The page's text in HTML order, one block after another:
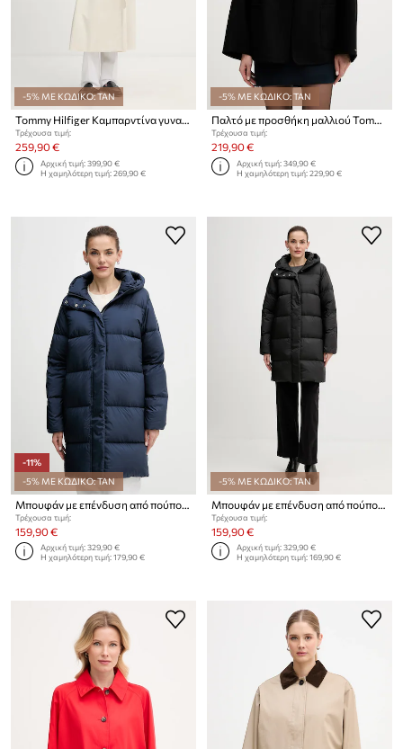
-5% ΜΕ ΚΩΔΙΚΟ: TAN
Tommy Hilfiger Καμπαρντίνα γυναικεία βαμβακερή
Τρέχουσα τιμή:
259,90 €
Αρχική τιμή:399,90 €
Η χαμηλότερη τιμή:269,90 €
-5% ΜΕ ΚΩΔΙΚΟ: TAN
Παλτό με προσθήκη μαλλιού Tommy Hilfiger
Τρέχουσα τιμή:
219,90 €
Αρχική τιμή:349,90 €
Η χαμηλότερη τιμή:229,90 €
-11%
-5% ΜΕ ΚΩΔΙΚΟ: TAN
Τρέχουσα τιμή:
159,90 €
Αρχική τιμή:329,90 €
Η χαμηλότερη τιμή:179,90 €
-5% ΜΕ ΚΩΔΙΚΟ: TAN
Τρέχουσα τιμή:
159,90 €
Αρχική τιμή:329,90 €
Η χαμηλότερη τιμή:169,90 €